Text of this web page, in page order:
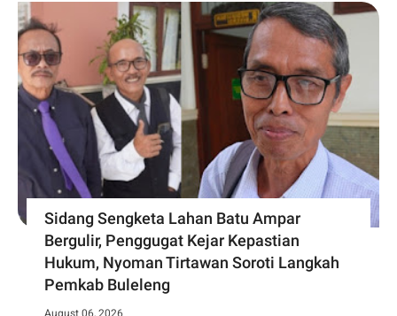
Sidang Sengketa Lahan Batu Ampar
Bergulir, Penggugat Kejar Kepastian
Hukum, Nyoman Tirtawan Soroti Langkah
Pemkab Buleleng
August 06, 2026